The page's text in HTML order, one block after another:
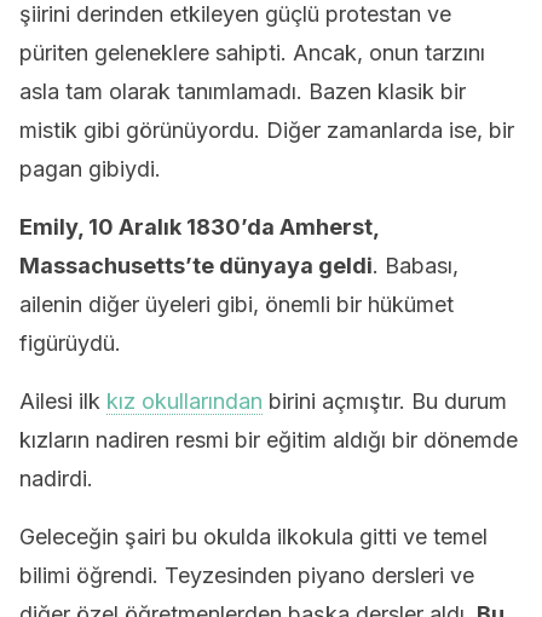
şiirini derinden etkileyen güçlü protestan ve
püriten geleneklere sahipti. Ancak, onun tarzını
asla tam olarak tanımlamadı. Bazen klasik bir
mistik gibi görünüyordu. Diğer zamanlarda ise, bir
pagan gibiydi.
Emily, 10 Aralık 1830’da Amherst,
Massachusetts’te dünyaya geldi. Babası,
ailenin diğer üyeleri gibi, önemli bir hükümet
figürüydü.
Ailesi ilk kız okullarından birini açmıştır. Bu durum
kızların nadiren resmi bir eğitim aldığı bir dönemde
nadirdi.
Geleceğin şairi bu okulda ilkokula gitti ve temel
bilimi öğrendi. Teyzesinden piyano dersleri ve